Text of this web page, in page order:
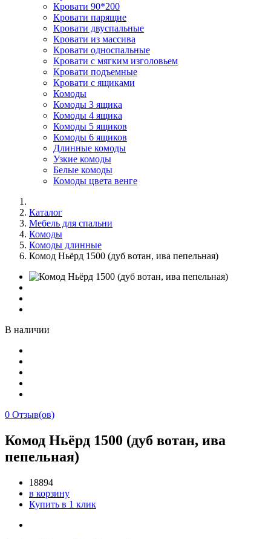
Кровати 90*200
Кровати парящие
Кровати двуспальные
Кровати из массива
Кровати односпальные
Кровати с мягким изголовьем
Кровати подъемные
Кровати с ящиками
Комоды
Комоды 3 ящика
Комоды 4 ящика
Комоды 5 ящиков
Комоды 6 ящиков
Длинные комоды
Узкие комоды
Белые комоды
Комоды цвета венге
Каталог
Мебель для спальни
Комоды
Комоды длинные
Комод Ньёрд 1500 (дуб вотан, ива пепельная)
В наличии
0 Отзыв(ов)
Комод Ньёрд 1500 (дуб вотан, ива
пепельная)
18894
в корзину
Купить в 1 клик